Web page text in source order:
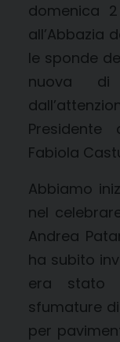
domenica
all’Abbazia
le sponde
nuova
Fabiola
Abbiamo
nel
Andrea
ha subito
era stato
sfumature
per